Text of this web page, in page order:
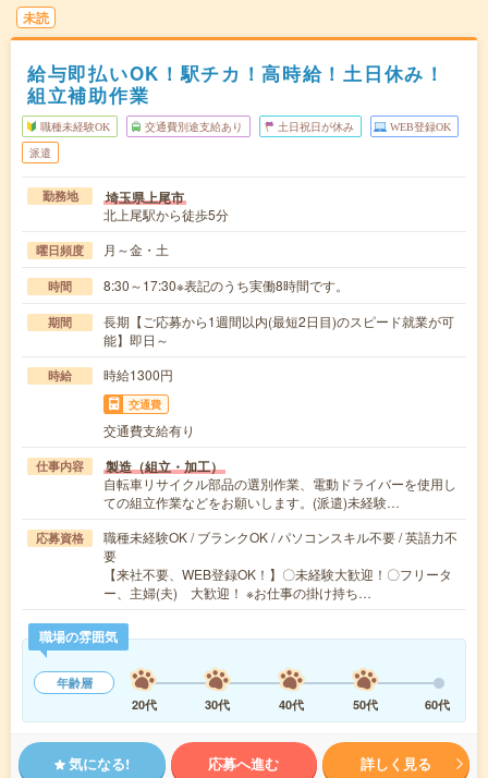
未読
給与即払いOK！駅チカ！高時給！土日休み！
組立補助作業
職種未経験OK 交通費別途支給あり 土日祝日が休み WEB登録OK
派遣
勤務地 埼玉県上尾市
北上尾駅から徒歩5分
曜日頻度 月～金・土
時間 8:30～17:30※表記のうち実働8時間です。
期間
長期【ご応募から1週間以内(最短2日目)のスピード就業が可
能】即日～
時給 時給1300円
交通費
交通費支給有り
仕事内容 製造（組立・加工）
自転車リサイクル部品の選別作業、電動ドライバーを使用し
ての組立作業などをお願いします。(派遣)未経験…
応募資格
職種未経験OK / ブランクOK / パソコンスキル不要 / 英語力不
要
【来社不要、WEB登録OK！】〇未経験大歓迎！〇フリータ
ー、主婦(夫) 大歓迎！ ※お仕事の掛け持ち…
職場の雰囲気
年齢層
20代
30代 40代 50代 60代
気になる! 応募へ進む 詳しく見る